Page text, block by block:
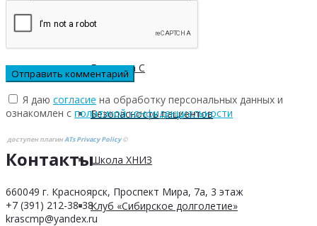
ХОБЛ
Гепатита С
Безопасность пациентов
Школа ХНИЗ
Клуб «Сибирское долголетие»
Я даю согласие на обработку персональных данных и
ознакомлен с политикой конфиденциальности
доступен плагинATs Privacy Policy©
Контакты
660049 г. Красноярск, Проспект Мира, 7а, 3 этаж
+7 (391) 212-38-38
krascmp@yandex.ru